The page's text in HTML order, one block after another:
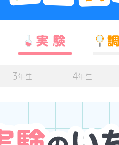
3年生 4年生